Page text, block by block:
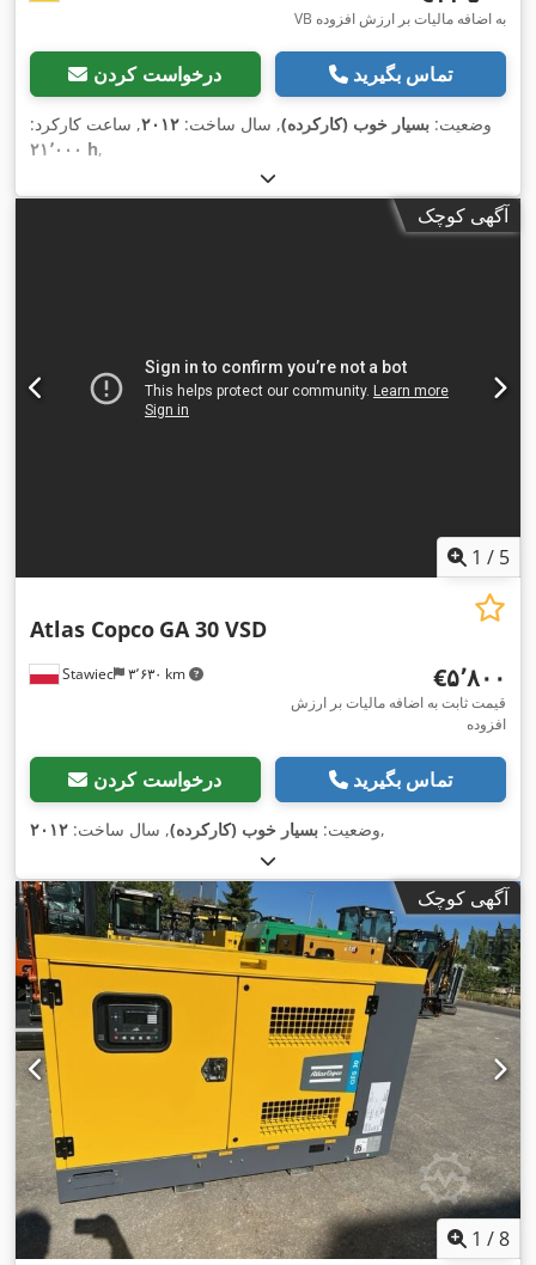
VB به اضافه مالیات بر ارزش افزوده
درخواست کردن تماس بگیرید
وضعیت: بسیار خوب (کارکرده), سال ساخت: ۲۰۱۲, ساعت کارکرد:
۲۱٬۰۰۰ h,
آگهی کوچک
1 / 5
Stawiec ۳٬۶۳۰ km
Atlas Copco GA 30 VSD
‎€۵٬۸۰۰
قیمت ثابت به اضافه مالیات بر ارزش
افزوده
درخواست کردن تماس بگیرید
وضعیت: بسیار خوب (کارکرده), سال ساخت: ۲۰۱۲ ,
آگهی کوچک
1 /8